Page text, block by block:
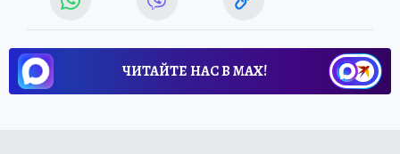
ЧИТАЙТЕ НАС В МАХ!